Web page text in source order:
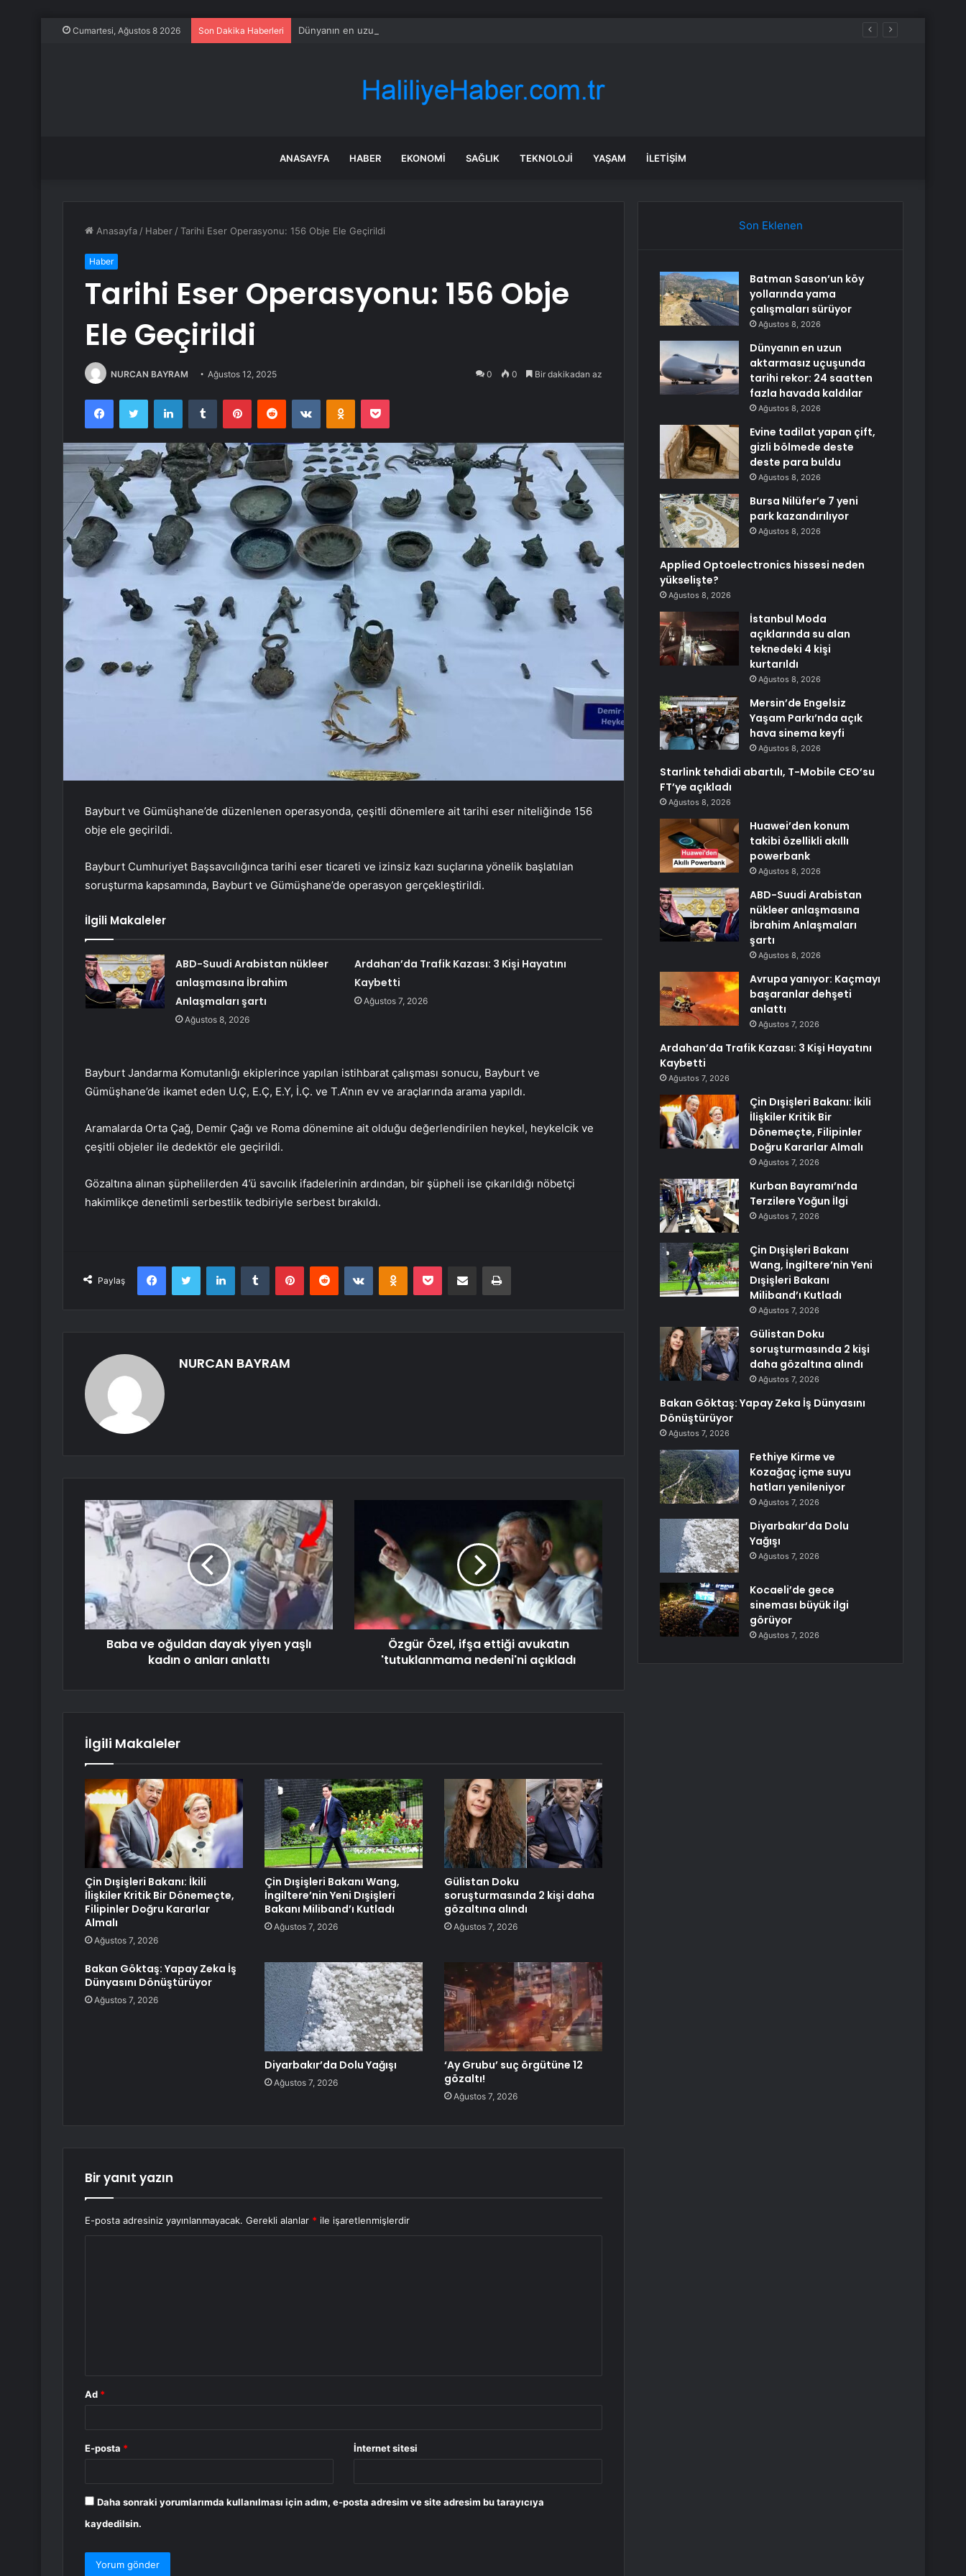
Cumartesi, Ağustos 8 2026 Son Dakika Haberleri Dünyanın en uzun aktarmasız uçuşunda tarihi rekor: 24 saatten fazla havada kaldılar
ANASAYFA HABER EKONOMI SAĞLIK TEKNOLOJI YAŞAM İLETIŞIM
Anasayfa / Haber /Tarihi Eser Operasyonu: 156 Obje Ele Geçirildi
Haber
Tarihi Eser Operasyonu: 156 Obje
Ele Geçirildi
NURCAN BAYRAM Ağustos 12, 2025 0 0 Bir dakikadan az
FacebookTwitter LinkedInTumblr PinterestReddit VKontakteOdnoklassniki
Pocket
Bayburt ve Gümüşhane’de düzenlenen operasyonda, çeşitli dönemlere ait tarihi eser niteliğinde 156
obje ele geçirildi.
Bayburt Cumhuriyet Başsavcılığınca tarihi eser ticareti ve izinsiz kazı suçlarına yönelik başlatılan
soruşturma kapsamında, Bayburt ve Gümüşhane’de operasyon gerçekleştirildi.
İlgili Makaleler
ABD-Suudi Arabistan nükleer
anlaşmasına İbrahim
Anlaşmaları şartı
Ağustos 8, 2026
Ardahan’da Trafik Kazası: 3 Kişi Hayatını
Kaybetti
Ağustos 7, 2026
Bayburt Jandarma Komutanlığı ekiplerince yapılan istihbarat çalışması sonucu, Bayburt ve
Gümüşhane’de ikamet eden U.Ç, E.Ç, E.Y, İ.Ç. ve T.A’nın ev ve araçlarında arama yapıldı.
Aramalarda Orta Çağ, Demir Çağı ve Roma dönemine ait olduğu değerlendirilen heykel, heykelcik ve
çeşitli objeler ile dedektör ele geçirildi.
Gözaltına alınan şüphelilerden 4’ü savcılık ifadelerinin ardından, bir şüpheli ise çıkarıldığı nöbetçi
hakimlikçe denetimli serbestlik tedbiriyle serbest bırakıldı.
Paylaş
FacebookTwitter LinkedInTumblr PinterestReddit VKontakteOdnoklassniki
Pocket E-Posta ile paylaş Yazdır
NURCAN BAYRAM
Baba ve oğuldan dayak yiyen yaşlı
kadın o anları anlattı
Özgür Özel, ifşa ettiği avukatın
'tutuklanmama nedeni'ni açıkladı
İlgili Makaleler
Çin Dışişleri Bakanı: İkili
İlişkiler Kritik Bir Dönemeçte,
Filipinler Doğru Kararlar
Almalı
Ağustos 7, 2026
Çin Dışişleri Bakanı Wang,
İngiltere’nin Yeni Dışişleri
Bakanı Miliband’ı Kutladı
Ağustos 7, 2026
Gülistan Doku
soruşturmasında 2 kişi daha
gözaltına alındı
Ağustos 7, 2026
Bakan Göktaş: Yapay Zeka İş
Dünyasını Dönüştürüyor
Ağustos 7, 2026
Diyarbakır’da Dolu Yağışı
Ağustos 7, 2026
‘Ay Grubu’ suç örgütüne 12
gözaltı!
Ağustos 7, 2026
Bir yanıt yazın
E-posta adresiniz yayınlanmayacak. Gerekli alanlar * ile işaretlenmişlerdir
Ad *
E-posta * İnternet sitesi
Daha sonraki yorumlarımda kullanılması için adım, e-posta adresim ve site adresim bu tarayıcıya
kaydedilsin.
Son Eklenen
Batman Sason’un köy
yollarında yama
çalışmaları sürüyor
Ağustos 8, 2026
Dünyanın en uzun
aktarmasız uçuşunda
tarihi rekor: 24 saatten
fazla havada kaldılar
Ağustos 8, 2026
Evine tadilat yapan çift,
gizli bölmede deste
deste para buldu
Ağustos 8, 2026
Bursa Nilüfer’e 7 yeni
park kazandırılıyor
Ağustos 8, 2026
Applied Optoelectronics hissesi neden
yükselişte?
Ağustos 8, 2026
İstanbul Moda
açıklarında su alan
teknedeki 4 kişi
kurtarıldı
Ağustos 8, 2026
Mersin’de Engelsiz
Yaşam Parkı’nda açık
hava sinema keyfi
Ağustos 8, 2026
Starlink tehdidi abartılı, T-Mobile CEO’su
FT’ye açıkladı
Ağustos 8, 2026
Huawei’den konum
takibi özellikli akıllı
powerbank
Ağustos 8, 2026
ABD-Suudi Arabistan
nükleer anlaşmasına
İbrahim Anlaşmaları
şartı
Ağustos 8, 2026
Avrupa yanıyor: Kaçmayı
başaranlar dehşeti
anlattı
Ağustos 7, 2026
Ardahan’da Trafik Kazası: 3 Kişi Hayatını
Kaybetti
Ağustos 7, 2026
Çin Dışişleri Bakanı: İkili
İlişkiler Kritik Bir
Dönemeçte, Filipinler
Doğru Kararlar Almalı
Ağustos 7, 2026
Kurban Bayramı’nda
Terzilere Yoğun İlgi
Ağustos 7, 2026
Çin Dışişleri Bakanı
Wang, İngiltere’nin Yeni
Dışişleri Bakanı
Miliband’ı Kutladı
Ağustos 7, 2026
Gülistan Doku
soruşturmasında 2 kişi
daha gözaltına alındı
Ağustos 7, 2026
Bakan Göktaş: Yapay Zeka İş Dünyasını
Dönüştürüyor
Ağustos 7, 2026
Fethiye Kirme ve
Kozağaç içme suyu
hatları yenileniyor
Ağustos 7, 2026
Diyarbakır’da Dolu
Yağışı
Ağustos 7, 2026
Kocaeli’de gece
sineması büyük ilgi
görüyor
Ağustos 7, 2026